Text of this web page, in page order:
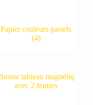
Papier couleurs pastels
(4)